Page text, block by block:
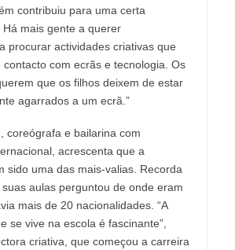
contribuiu para uma certa
Há mais gente a querer
procurar actividades criativas que
contacto com ecrãs e tecnologia. Os
que os filhos deixem de estar
agarrados a um ecrã.”
coreógrafa e bailarina com
acrescenta que a
sido uma das mais-valias. Recorda
aulas perguntou de onde eram
mais de 20 nacionalidades. “A
se vive na escola é fascinante”,
criativa, que começou a carreira